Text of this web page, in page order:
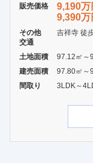
販売価格
9,190万
9,390万
その他
交通
吉祥寺 徒
土地面積
97.12㎡～
建売面積
97.80㎡～
間取り
3LDK～